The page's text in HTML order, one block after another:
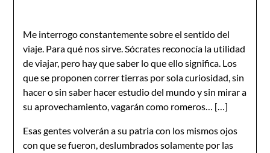
Me interrogo constantemente sobre el sentido del
viaje. Para qué nos sirve. Sócrates reconocía la utilidad
de viajar, pero hay que saber lo que ello significa. Los
que se proponen correr tierras por sola curiosidad, sin
hacer o sin saber hacer estudio del mundo y sin mirar a
su aprovechamiento, vagarán como romeros… […]
Esas gentes volverán a su patria con los mismos ojos
con que se fueron, deslumbrados solamente por las